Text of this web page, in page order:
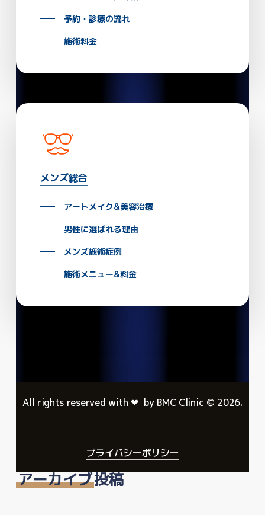
予約・診療の流れ
施術料金
メンズ総合
アートメイク&美容治療
男性に選ばれる理由
メンズ施術症例
施術メニュー&料金
All rights reserved with ❤︎ by BMC Clinic © 2026.
プライバシーポリシー
アーカイブ投稿